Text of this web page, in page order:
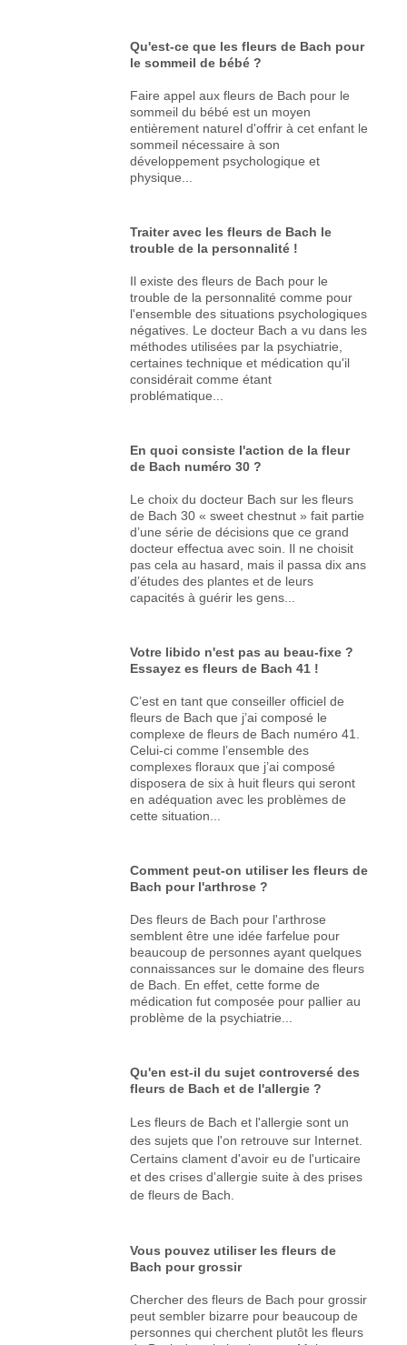
Qu'est-ce que les fleurs de Bach pour
le sommeil de bébé ?
Faire appel aux fleurs de Bach pour le
sommeil du bébé est un moyen
entièrement naturel d'offrir à cet enfant le
sommeil nécessaire à son
développement psychologique et
physique...
Traiter avec les fleurs de Bach le
trouble de la personnalité !
Il existe des fleurs de Bach pour le
trouble de la personnalité comme pour
l'ensemble des situations psychologiques
négatives. Le docteur Bach a vu dans les
méthodes utilisées par la psychiatrie,
certaines technique et médication qu'il
considérait comme étant
problématique...
En quoi consiste l'action de la fleur
de Bach numéro 30 ?
Le choix du docteur Bach sur les fleurs
de Bach 30 « sweet chestnut » fait partie
d’une série de décisions que ce grand
docteur effectua avec soin. Il ne choisit
pas cela au hasard, mais il passa dix ans
d’études des plantes et de leurs
capacités à guérir les gens...
Votre libido n'est pas au beau-fixe ?
Essayez es fleurs de Bach 41 !
C’est en tant que conseiller officiel de
fleurs de Bach que j’ai composé le
complexe de fleurs de Bach numéro 41.
Celui-ci comme l’ensemble des
complexes floraux que j’ai composé
disposera de six à huit fleurs qui seront
en adéquation avec les problèmes de
cette situation...
Comment peut-on utiliser les fleurs de
Bach pour l'arthrose ?
Des fleurs de Bach pour l'arthrose
semblent être une idée farfelue pour
beaucoup de personnes ayant quelques
connaissances sur le domaine des fleurs
de Bach. En effet, cette forme de
médication fut composée pour pallier au
problème de la psychiatrie...
Qu'en est-il du sujet controversé des
fleurs de Bach et de l'allergie ?
Les fleurs de Bach et l'allergie sont un
des sujets que l'on retrouve sur Internet.
Certains clament d'avoir eu de l'urticaire
et des crises d'allergie suite à des prises
de fleurs de Bach.
Vous pouvez utiliser les fleurs de
Bach pour grossir
Chercher des fleurs de Bach pour grossir
peut sembler bizarre pour beaucoup de
personnes qui cherchent plutôt les fleurs